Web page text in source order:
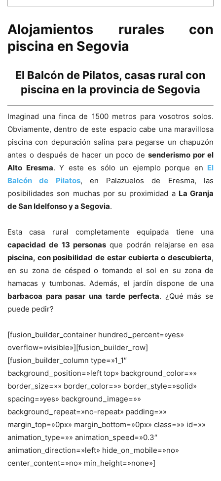
Alojamientos rurales con
piscina en Segovia
El Balcón de Pilatos, casas rural con
piscina en la provincia de Segovia
Imaginad una finca de 1500 metros para vosotros solos.
Obviamente, dentro de este espacio cabe una maravillosa
piscina con depuración salina para pegarse un chapuzón
antes o después de hacer un poco desenderismo por el
Alto Eresma. Y este es sólo un ejemplo porque en El
Balcón de Pilatos, en Palazuelos de Eresma, las
posibilidades son muchas por su proximidad a La Granja
de San Idelfonso y a Segovia.
Esta casa rural completamente equipada tiene una
capacidad de 13 personasque podrán relajarse en esa
piscina, con posibilidad de estar cubierta o descubierta,
en su zona de césped o tomando el sol en su zona de
hamacas y tumbonas. Además, el jardín dispone de una
barbacoa para pasar una tarde perfecta. ¿Qué más se
puede pedir?
[fusion_builder_container hundred_percent=»yes»
overflow=»visible»][fusion_builder_row]
[fusion_builder_column type=»1_1″
background_position=»left top» background_color=»»
border_size=»» border_color=»» border_style=»solid»
spacing=»yes» background_image=»»
background_repeat=»no-repeat» padding=»»
margin_top=»0px» margin_bottom=»0px» class=»» id=»»
animation_type=»» animation_speed=»0.3″
animation_direction=»left» hide_on_mobile=»no»
center_content=»no» min_height=»none»]